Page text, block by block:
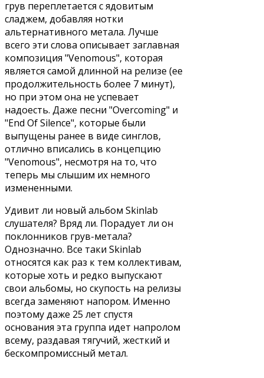
грув переплетается с ядовитым
сладжем, добавляя нотки
альтернативного метала. Лучше
всего эти слова описывает заглавная
композиция "Venomous", которая
является самой длинной на релизе (ее
продолжительность более 7 минут),
но при этом она не успевает
надоесть. Даже песни "Overcoming" и
"End Of Silence", которые были
выпущены ранее в виде синглов,
отлично вписались в концепцию
"Venomous", несмотря на то, что
теперь мы слышим их немного
измененными.
Удивит ли новый альбом Skinlab
слушателя? Вряд ли. Порадует ли он
поклонников грув-метала?
Однозначно. Все таки Skinlab
относятся как раз к тем коллективам,
которые хоть и редко выпускают
свои альбомы, но скупость на релизы
всегда заменяют напором. Именно
поэтому даже 25 лет спустя
основания эта группа идет напролом
всему, раздавая тягучий, жесткий и
бескомпромиссный метал.